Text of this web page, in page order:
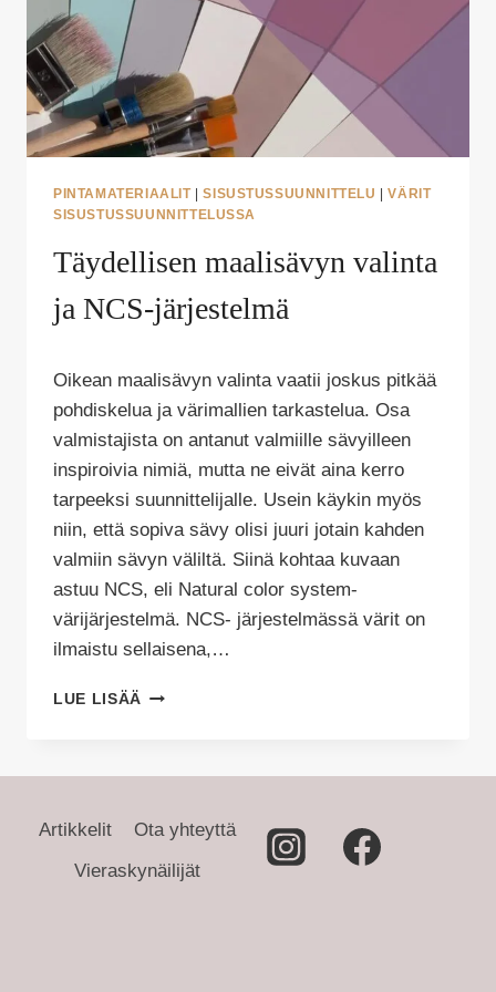
PINTAMATERIAALIT|SISUSTUSSUUNNITTELU |VÄRIT
SISUSTUSSUUNNITTELUSSA
Täydellisen maalisävyn valinta
ja NCS-järjestelmä
Puoliksi
Tehty
Oikean maalisävyn valinta vaatii joskus pitkää
pohdiskelua ja värimallien tarkastelua. Osa
valmistajista on antanut valmiille sävyilleen
inspiroivia nimiä, mutta ne eivät aina kerro
tarpeeksi suunnittelijalle. Usein käykin myös
niin, että sopiva sävy olisi juuri jotain kahden
valmiin sävyn väliltä. Siinä kohtaa kuvaan
astuu NCS, eli Natural color system-
värijärjestelmä. NCS- järjestelmässä värit on
ilmaistu sellaisena,…
LUE LISÄÄ TÄYDELLISEN
Artikkelit
Ota yhteyttä
Vieraskynäilijät